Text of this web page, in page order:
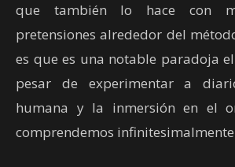
que también lo hace con
pretensiones alrededor del
es que es una notable paradoja
pesar de experimentar a
humana y la inmersión en el
comprendemos